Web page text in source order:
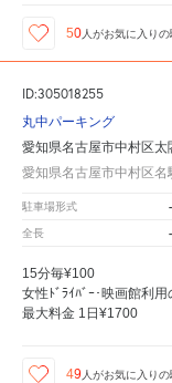
50 人がお気に入り
ID:305018255
丸中パーキング
愛知県名古屋市中村区太
愛知県名古屋市中村区名
駐車場形式 -
全長 -
15分毎¥100
女性ﾄﾞﾗｲﾊﾞｰ･映画館利
最大料金 1日¥1700
49 人がお気に入り